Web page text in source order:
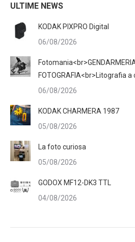
ULTIME NEWS
KODAK PIXPRO Digital
06/08/2026
FOTOGRAFIA<br>Litografia a
06/08/2026
KODAK CHARMERA 1987
05/08/2026
La foto curiosa
05/08/2026
GODOX MF12-DK3 TTL
04/08/2026